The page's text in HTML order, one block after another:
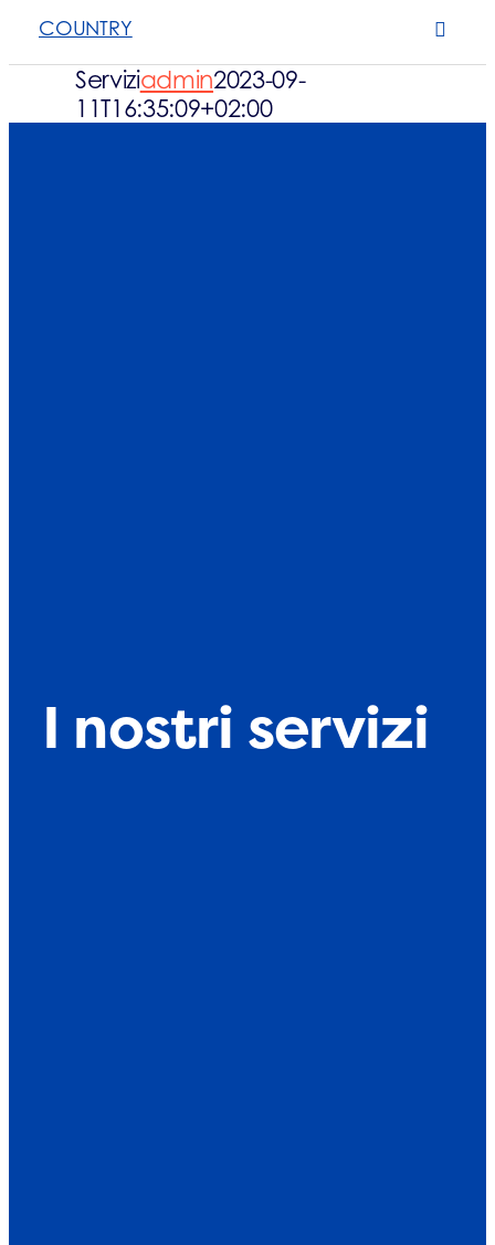
Sanzioni
COUNTRY
Serviziadmin2023-09-
11T16:35:09+02:00
I nostri servizi